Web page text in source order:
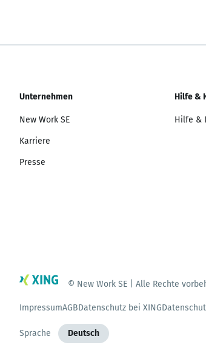
Unternehmen
New Work SE
Karriere
Presse
Hilfe &
Hilfe &
© New Work SE | Alle Rechte
ImpressumAGBDatenschutz bei XING
Sprache Deutsch